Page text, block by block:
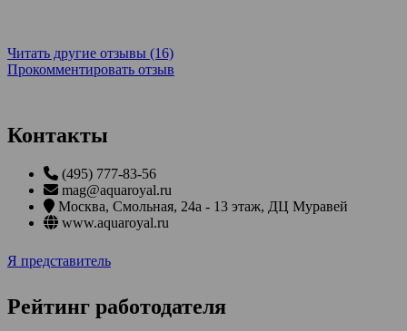
Читать другие отзывы (16)
Прокомментировать отзыв
Контакты
(495) 777-83-56
mag@aquaroyal.ru
Москва,
Смольная, 24а - 13 этаж, ДЦ Муравей
www.aquaroyal.ru
Я представитель
Рейтинг работодателя